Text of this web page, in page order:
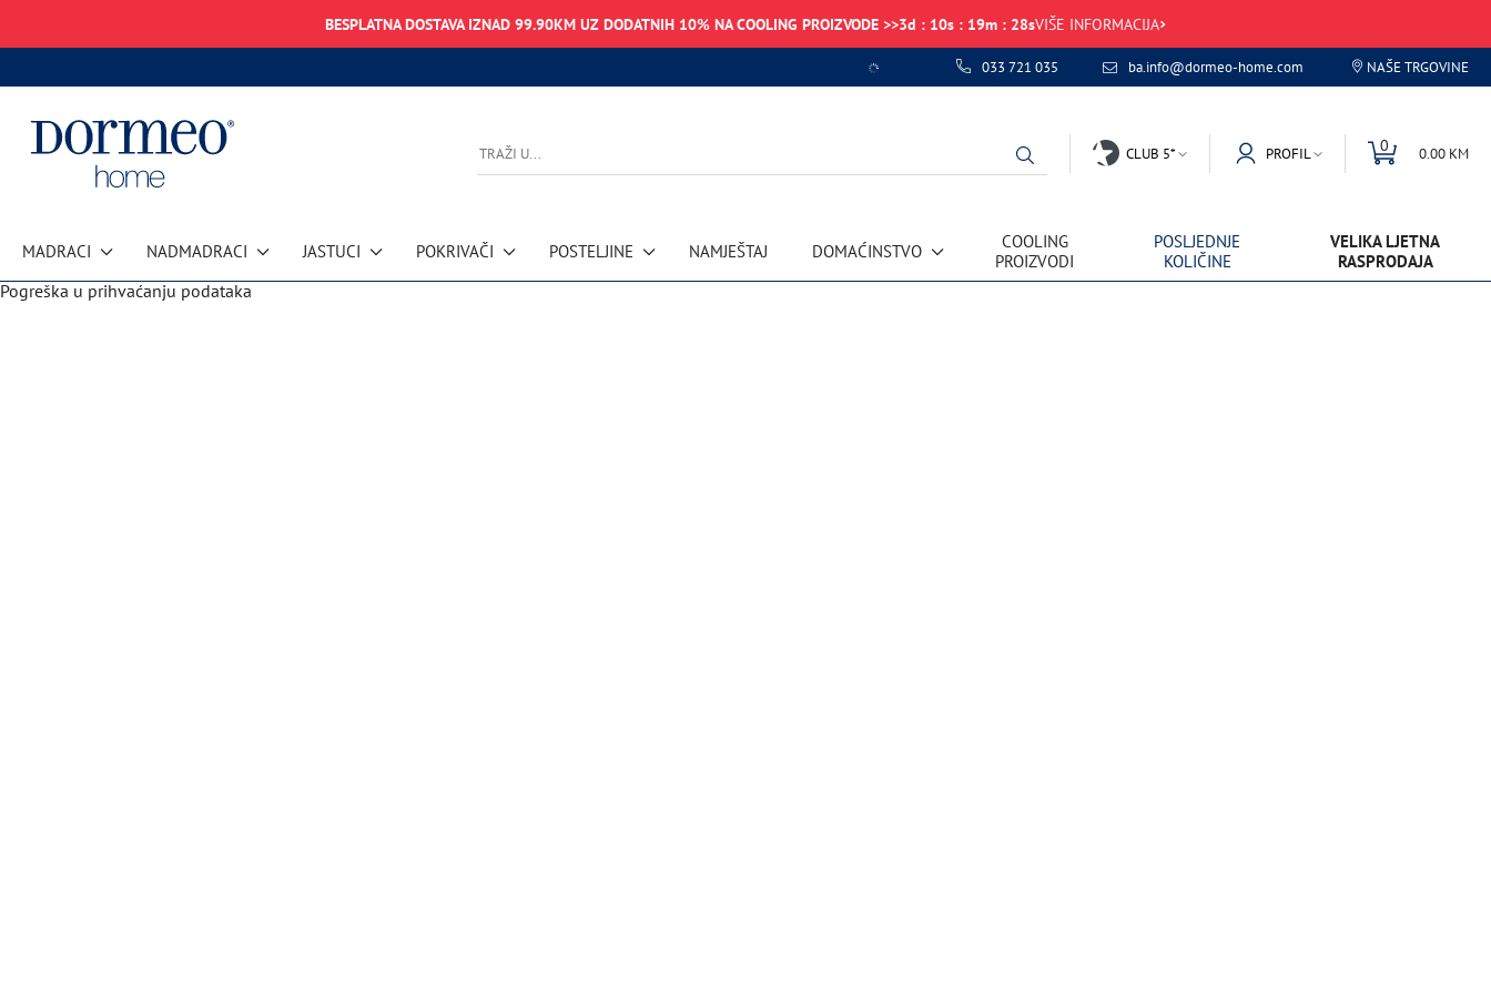
BESPLATNA DOSTAVA IZNAD 99.90KM UZ DODATNIH 10% NA COOLING PROIZVODE >>3d : 10s : 19m : 28sVIŠE INFORMACIJA
033 721 035 ba.info@dormeo-home.com NAŠE TRGOVINE
CLUB 5* PROFIL 0 0.00 KM
MADRACI NADMADRACI JASTUCI POKRIVAČI POSTELJINE NAMJEŠTAJ DOMAĆINSTVO
COOLING
PROIZVODI
POSLJEDNJE
KOLIČINE
VELIKA LJETNA
RASPRODAJA
Pogreška u prihvaćanju podataka